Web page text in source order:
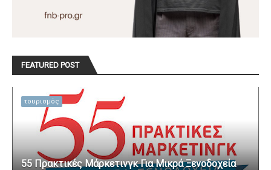
FEATURED POST
τουρισμός
55 Πρακτικές Μάρκετινγκ Για Μικρά Ξενοδοχεία